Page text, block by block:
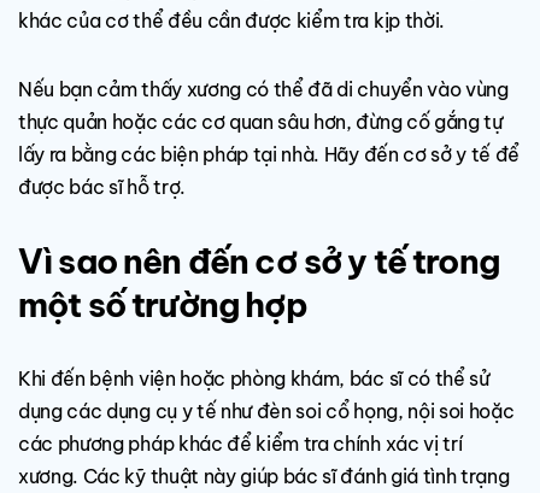
khác của cơ thể đều cần được kiểm tra kịp thời.
Nếu bạn cảm thấy xương có thể đã di chuyển vào vùng
thực quản hoặc các cơ quan sâu hơn, đừng cố gắng tự
lấy ra bằng các biện pháp tại nhà. Hãy đến cơ sở y tế để
được bác sĩ hỗ trợ.
Vì sao nên đến cơ sở y tế trong
một số trường hợp
Khi đến bệnh viện hoặc phòng khám, bác sĩ có thể sử
dụng các dụng cụ y tế như đèn soi cổ họng, nội soi hoặc
các phương pháp khác để kiểm tra chính xác vị trí
xương. Các kỹ thuật này giúp bác sĩ đánh giá tình trạng